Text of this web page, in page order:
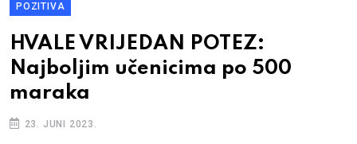
POZITIVA
HVALE VRIJEDAN POTEZ:
Najboljim učenicima po 500
maraka
23. JUNI 2023.